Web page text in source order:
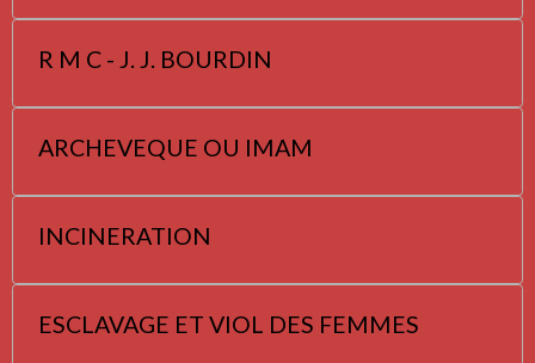
R M C - J. J. BOURDIN
ARCHEVEQUE OU IMAM
INCINERATION
ESCLAVAGE ET VIOL DES FEMMES